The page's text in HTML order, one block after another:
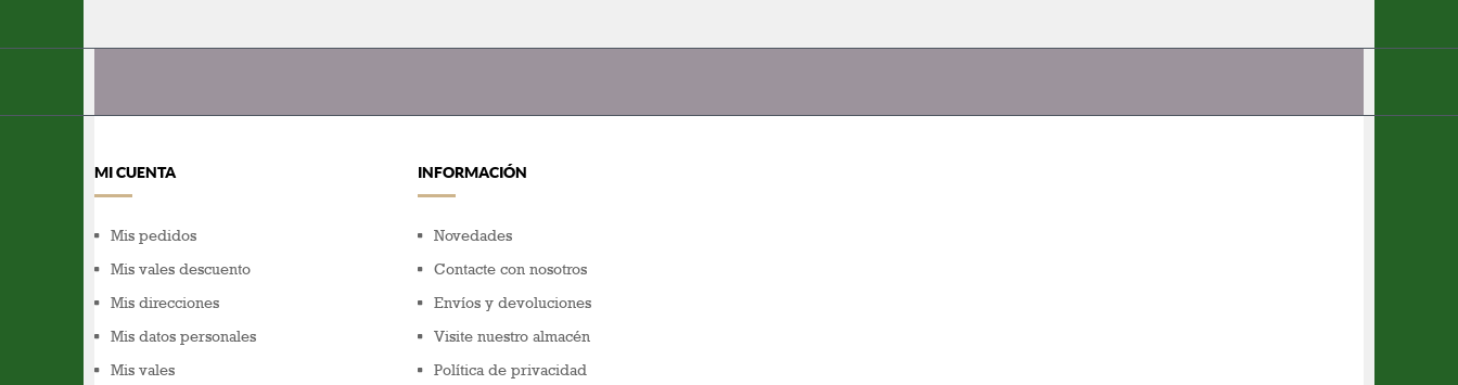
MI CUENTA
Mis pedidos
Mis vales descuento
Mis direcciones
Mis datos personales
Mis vales
INFORMACIÓN
Novedades
Contacte con nosotros
Envíos y devoluciones
Visite nuestro almacén
Política de privacidad